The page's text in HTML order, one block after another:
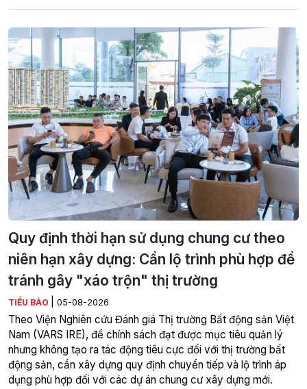
Quy định thời hạn sử dụng chung cư theo
niên hạn xây dựng: Cần lộ trình phù hợp để
tránh gây "xáo trộn" thị trường
TIỂU BẢO 05-08-2026
Theo Viện Nghiên cứu Đánh giá Thị trường Bất động sản Việt
Nam (VARS IRE), để chính sách đạt được mục tiêu quản lý
nhưng không tạo ra tác động tiêu cực đối với thị trường bất
động sản, cần xây dựng quy định chuyển tiếp và lộ trình áp
dụng phù hợp đối với các dự án chung cư xây dựng mới.